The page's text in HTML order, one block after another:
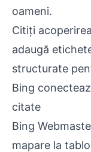
oameni.
Citiți
adaugă
structurate
Bing
citate
Bing
mapare la